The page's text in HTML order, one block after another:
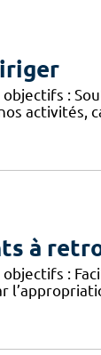
:
activités,
à
: